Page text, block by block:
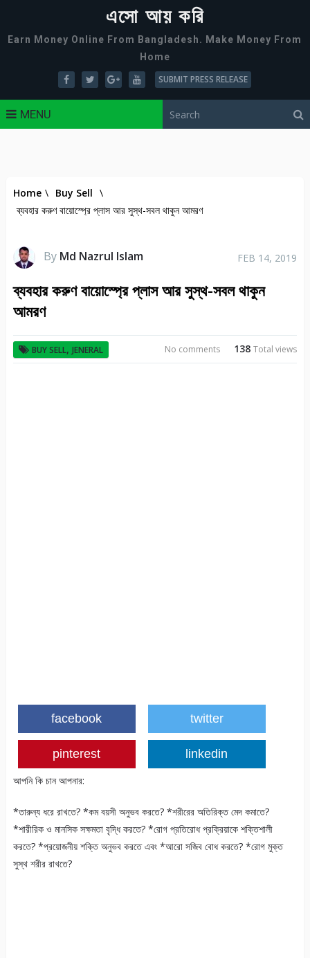
এসো আয় করি
Earn Money Online From Bangladesh. Make Money From
Home
SUBMIT PRESS RELEASE
MENU
Home \ Buy Sell \
ব্যবহার করুণ বায়োস্প্রে প্লাস আর সুস্থ-সবল থাকুন আমরণ
By Md Nazrul Islam FEB 14, 2019
ব্যবহার করুণ বায়োস্প্রে প্লাস আর সুস্থ-সবল থাকুন
আমরণ
BUY SELL, JENERAL 138Total views
No comments
facebook twitter
pinterest linkedin
আপনি কি চান আপনার:
*তারুন্য ধরে রাখতে? *কম বয়সী অনুভব করতে? *শরীরের অতিরিক্ত মেদ কমাতে?
*শারীরিক ও মানসিক সক্ষমতা বৃদ্ধি করতে? *রোগ প্রতিরোধ প্রক্রিয়াকে শক্তিশালী
করতে? *প্রয়োজনীয় শক্তি অনুভব করতে এবং *আরো সজিব বোধ করতে? *রোগ মুক্ত
সুস্থ শরীর রাখতে?